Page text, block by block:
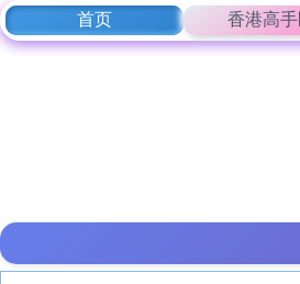
首页 香港高